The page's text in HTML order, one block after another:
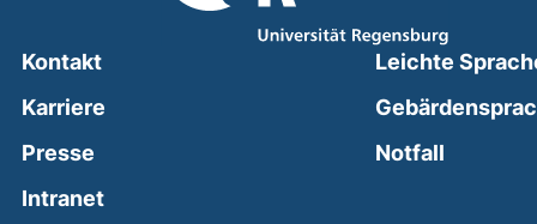
Kontakt
Karriere
Presse
Intranet(external link, opens in a new window)
Leichte
Notfall